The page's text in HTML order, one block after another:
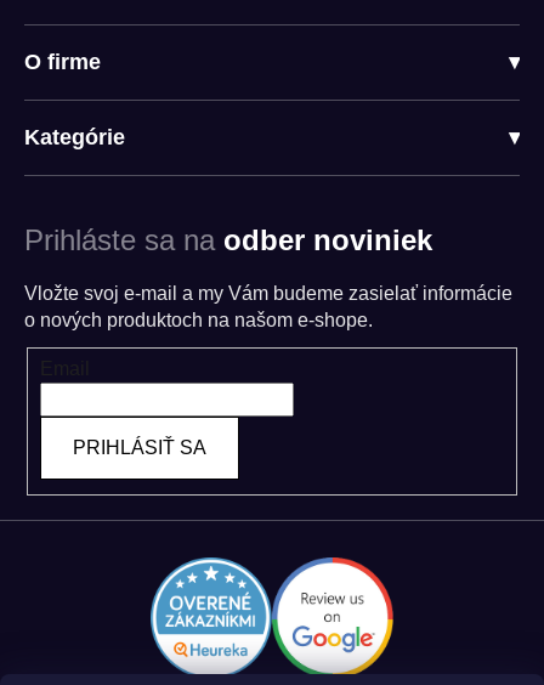
O firme ▾
Kategórie ▾
Prihláste sa na odber noviniek
Vložte svoj e-mail a my Vám budeme zasielať informácie
o nových produktoch na našom e-shope.
PRIHLÁSIŤ SA